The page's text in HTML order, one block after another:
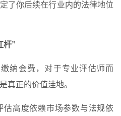
了你后续在行业内的法律地位
杆”
纳会费，对于专业评估师而
真正的价值洼地。
估高度依赖市场参数与法规依